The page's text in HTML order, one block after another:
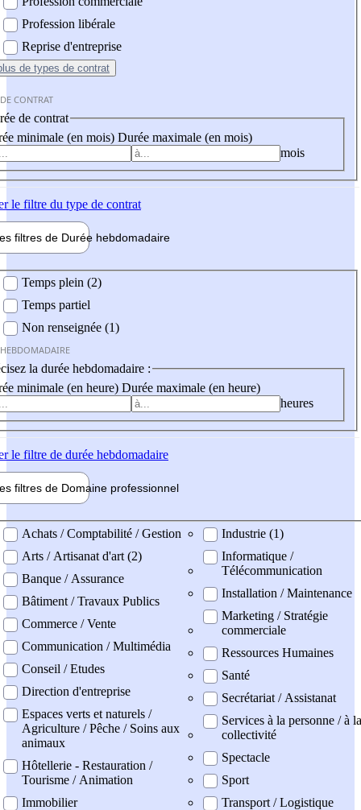
Profession libérale
Reprise d'entreprise
de types de contrat
CONTRAT
de contrat
minimale (en mois) Durée maximale (en mois)
mois
le filtre du type de contrat
filtres de Durée hebdomadaire
Temps plein (2)
Temps partiel
Non renseignée (1)
la durée hebdomadaire :
minimale (en heure) Durée maximale (en heure)
heures
le filtre de durée hebdomadaire
filtres de Domaine professionnel
professionel
Achats / Comptabilité / Gestion
Arts / Artisanat d'art (2)
Banque / Assurance
Bâtiment / Travaux Publics
Commerce / Vente
Communication / Multimédia
Conseil / Etudes
Direction d'entreprise
Espaces verts et naturels /
Agriculture / Pêche / Soins aux
animaux
Hôtellerie - Restauration /
Tourisme / Animation
Immobilier
Industrie (1)
Informatique /
Télécommunication
Installation / Maintenance
Marketing / Stratégie
commerciale
Ressources Humaines
Santé
Secrétariat / Assistanat
Services à la personne / à la
collectivité
Spectacle
Sport
Transport / Logistique